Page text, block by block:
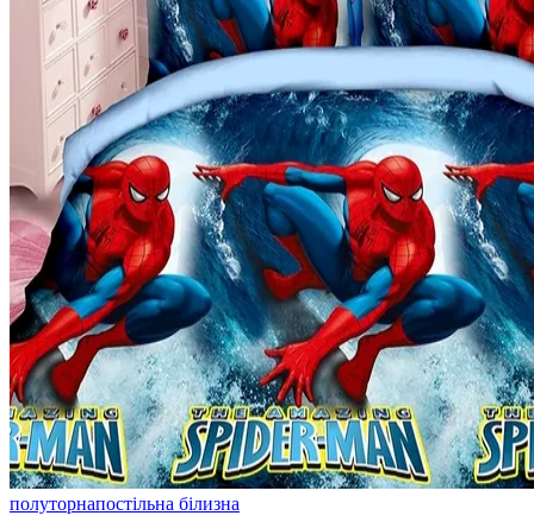
полуторнапостільна білизна